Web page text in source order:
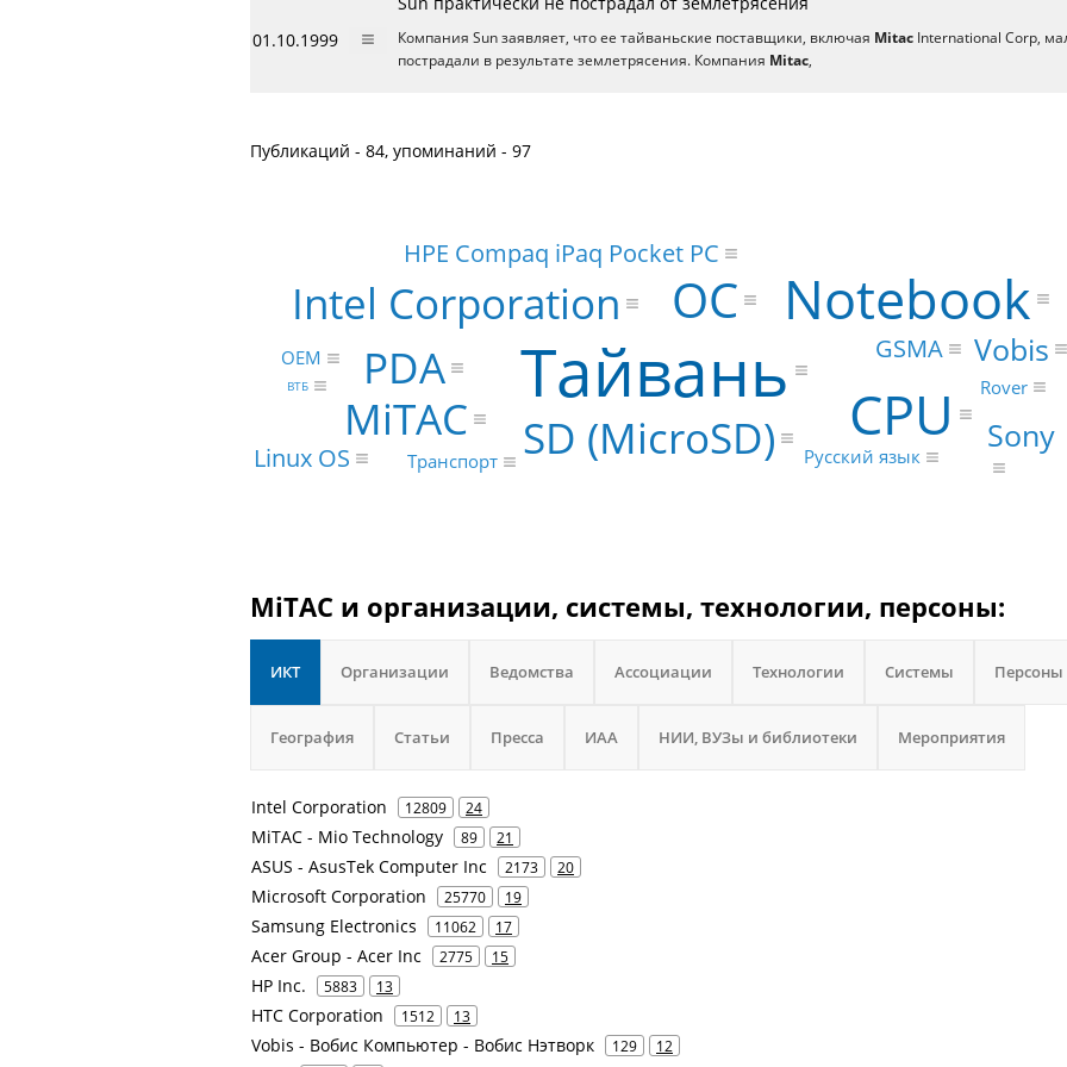
01.10.1999 Компания Sun заявляет, что ее тайваньские поставщики, включая Mitac International Corp,
пострадали в результате землетрясения. Компания Mitac,
Публикаций - 84, упоминаний - 97
Тайвань CPU
Notebook
ОС
Intel Corporation
PDA
MiTAC
SD (MicroSD)
Vobis
Sony
HPE Compaq iPaq Pocket PC
GSMA
Linux OS
Rover
Транспорт
OEM
Русский язык
ВТБ
MiTAC и организации, системы, технологии, персоны:
ИКТ Организации Ведомства Ассоциации Технологии Системы Персоны
География Статьи Пресса ИАА НИИ, ВУЗы и библиотеки Мероприятия
Intel Corporation 12809 24
MiTAC - Mio Technology 89 21
ASUS - AsusTek Computer Inc 2173 20
Microsoft Corporation 25770 19
Samsung Electronics 11062 17
Acer Group - Acer Inc 2775 15
HP Inc. 5883 13
HTC Corporation 1512 13
Vobis - Вобис Компьютер - Вобис Нэтворк 129 12